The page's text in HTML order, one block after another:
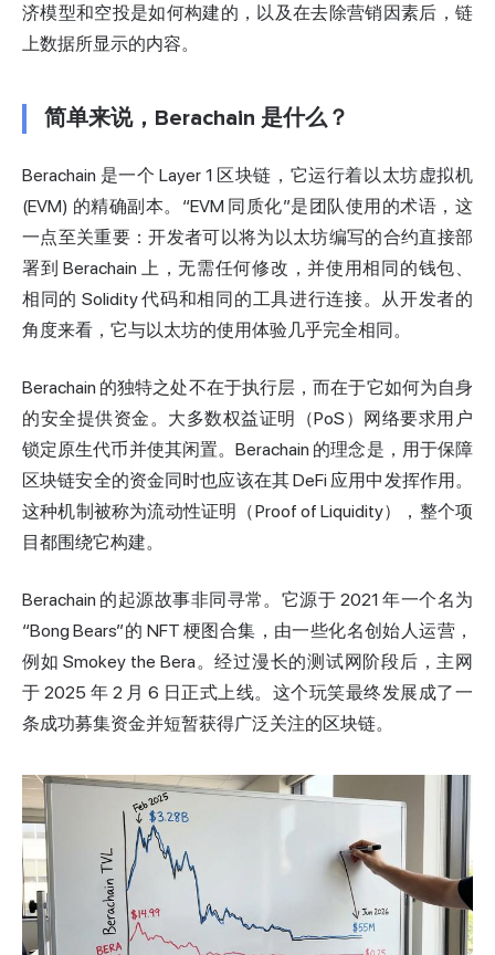
济模型和空投是如何构建的，以及在去除营销因素后，链
上数据所显示的内容。
简单来说，Berachain 是什么？
Berachain 是一个 Layer 1 区块链，它运行着以太坊虚拟机
(EVM) 的精确副本。“EVM 同质化”是团队使用的术语，这
一点至关重要：开发者可以将为以太坊编写的合约直接部
署到 Berachain 上，无需任何修改，并使用相同的钱包、
相同的 Solidity 代码和相同的工具进行连接。从开发者的
角度来看，它与以太坊的使用体验几乎完全相同。
Berachain 的独特之处不在于执行层，而在于它如何为自身
的安全提供资金。大多数权益证明（PoS）网络要求用户
锁定原生代币并使其闲置。Berachain 的理念是，用于保障
区块链安全的资金同时也应该在其 DeFi 应用中发挥作用。
这种机制被称为流动性证明（Proof of Liquidity），整个项
目都围绕它构建。
Berachain 的起源故事非同寻常。它源于 2021 年一个名为
“Bong Bears”的 NFT 梗图合集，由一些化名创始人运营，
例如 Smokey the Bera。经过漫长的测试网阶段后，主网
于 2025 年 2 月 6 日正式上线。这个玩笑最终发展成了一
条成功募集资金并短暂获得广泛关注的区块链。